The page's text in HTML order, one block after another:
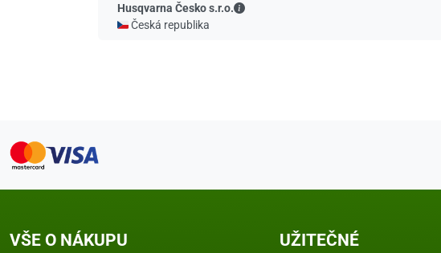
Husqvarna Česko s.r.o.
Husqvarna Česko s.r.o. - Kontaktní údaje
🇨🇿 Česká republika
VŠE O NÁKUPU UŽITEČNÉ